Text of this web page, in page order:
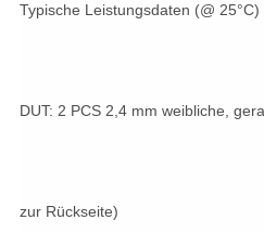
Typische Leistungsdaten (@ 25°C)
DUT: 2 PCS 2,4 mm weibliche,
zur Rückseite)